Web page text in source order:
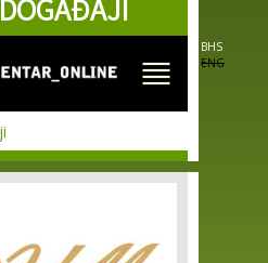
BHS
ENG